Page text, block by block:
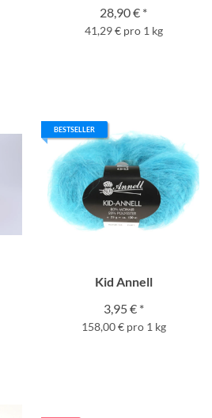
28,90 € *
41,29 € pro 1 kg
BESTSELLER
Kid Annell
3,95 € *
158,00 € pro 1 kg